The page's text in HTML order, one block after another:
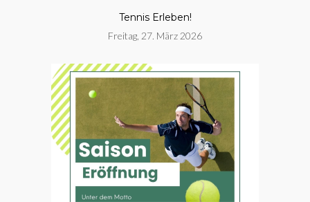
Tennis Erleben!
Freitag, 27. März 2026